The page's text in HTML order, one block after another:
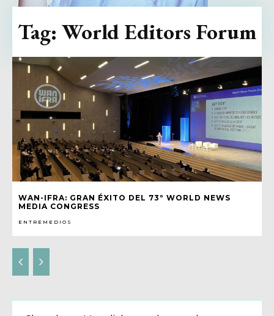
WAN-IFRA: GRAN ÉXITO DEL 73º WORLD NEWS
MEDIA CONGRESS
ENTREMEDIOS
Tag: World Editors Forum